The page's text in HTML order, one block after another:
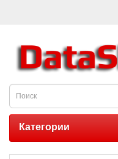
Категории